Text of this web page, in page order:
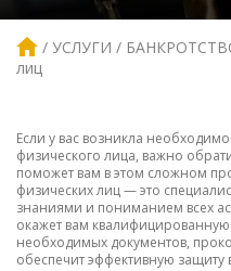
УСЛУГИ
лиц
Если у вас возникла
физического лица, важно
поможет вам в этом сложном
физических лиц — это
знаниями и пониманием всех
окажет вам
необходимых документов,
обеспечит эффективную защиту